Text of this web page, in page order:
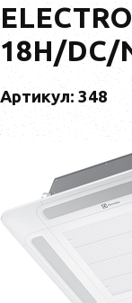
18H/DC/
Артикул: 348